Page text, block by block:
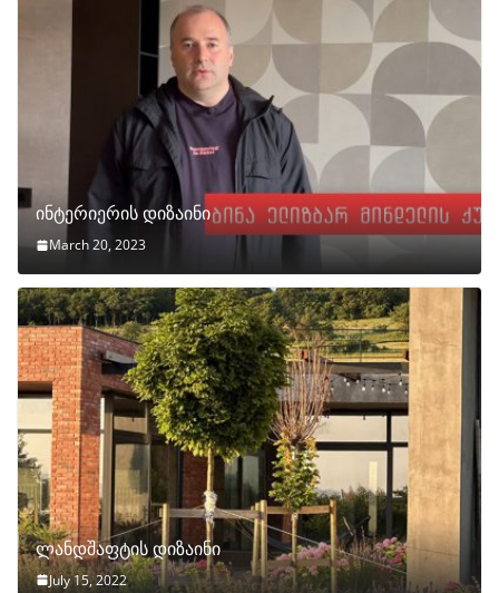
ინტერიერის დიზაინი
March 20, 2023
ლანდშაფტის დიზაინი
July 15, 2022